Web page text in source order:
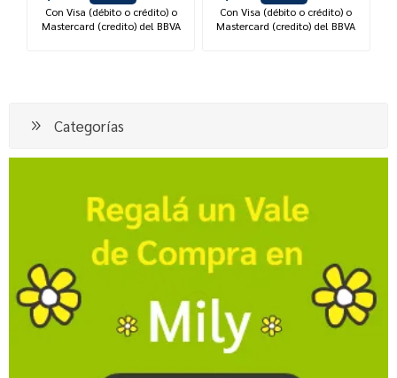
Con Visa (débito o crédito) o
Mastercard (credito) del BBVA
Con Visa (débito o crédito) o
Mastercard (credito) del BBVA
Categorías